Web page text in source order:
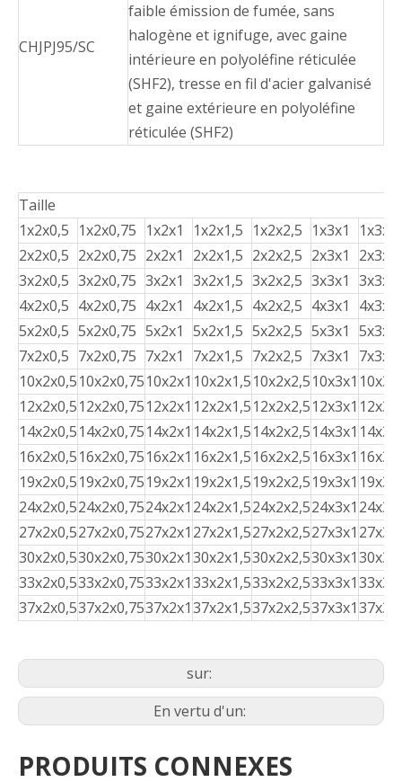
CHJPJ95/SC
faible émission de fumée, sans
halogène et ignifuge, avec gaine
intérieure en polyoléfine réticulée
(SHF2), tresse en fil d'acier galvanisé
et gaine extérieure en polyoléfine
réticulée (SHF2)
Taille
1x2x0,5 1x2x0,75 1x2x1 1x2x1,5 1x2x2,5 1x3x1
2x2x0,5 2x2x0,75 2x2x1 2x2x1,5 2x2x2,5 2x3x1
3x2x0,5 3x2x0,75 3x2x1 3x2x1,5 3x2x2,5 3x3x1
4x2x0,5 4x2x0,75 4x2x1 4x2x1,5 4x2x2,5 4x3x1
5x2x0,5 5x2x0,75 5x2x1 5x2x1,5 5x2x2,5 5x3x1
7x2x0,5 7x2x0,75 7x2x1 7x2x1,5 7x2x2,5 7x3x1
10x2x0,510x2x0,7510x2x1 10x2x1,510x2x2,510x3x1
12x2x0,512x2x0,7512x2x1 12x2x1,512x2x2,512x3x1
14x2x0,514x2x0,7514x2x1 14x2x1,514x2x2,514x3x1
16x2x0,516x2x0,7516x2x1 16x2x1,516x2x2,516x3x1
19x2x0,519x2x0,7519x2x1 19x2x1,519x2x2,519x3x1
24x2x0,524x2x0,7524x2x1 24x2x1,524x2x2,524x3x1
27x2x0,527x2x0,7527x2x1 27x2x1,527x2x2,527x3x1
30x2x0,530x2x0,7530x2x130x2x1,530x2x2,530x3x1
33x2x0,533x2x0,7533x2x133x2x1,533x2x2,533x3x1
37x2x0,537x2x0,7537x2x137x2x1,537x2x2,537x3x1
sur:
En vertu d'un:
PRODUITS CONNEXES